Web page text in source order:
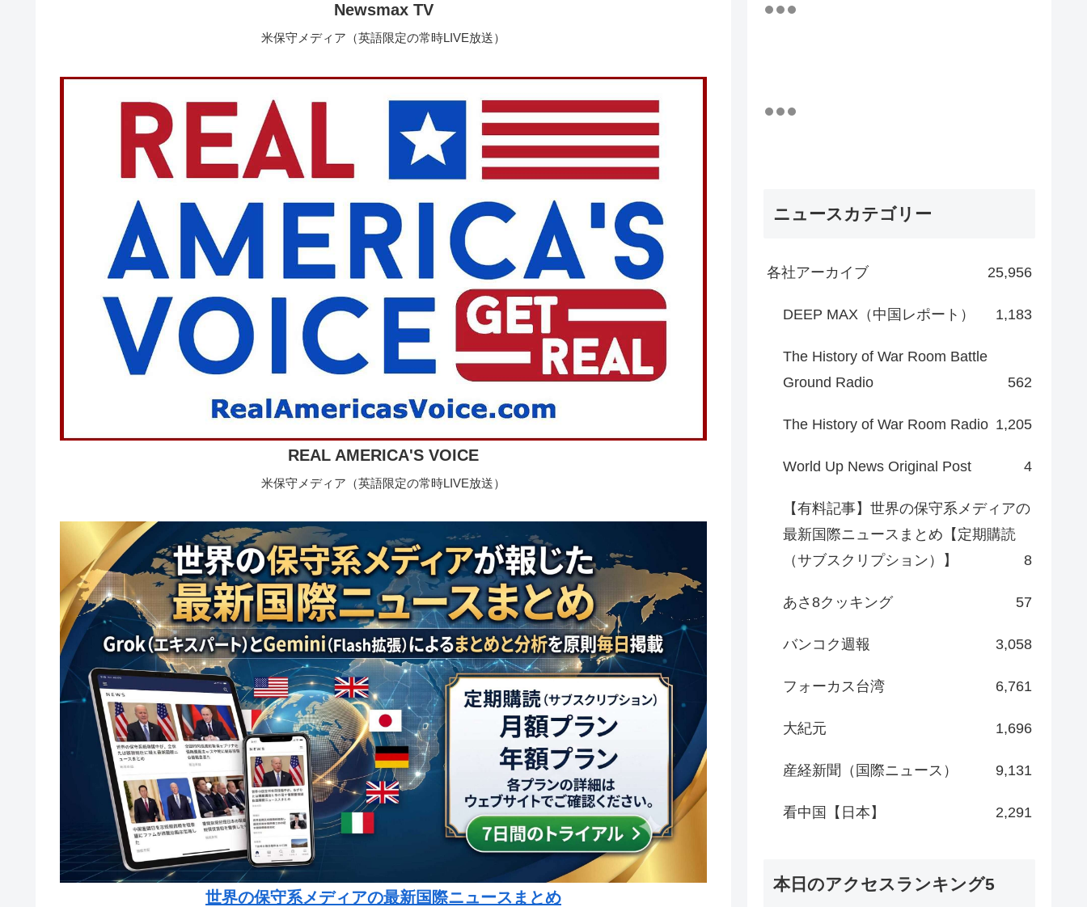
Newsmax TV
米保守メディア（英語限定の常時LIVE放送）
REAL AMERICA'S VOICE
米保守メディア（英語限定の常時LIVE放送）
世界の保守系メディアの最新国際ニュースまとめ
ニュースカテゴリー
各社アーカイブ 25,956
DEEP MAX（中国レポート） 1,183
The History of War Room Battle
Ground Radio
562
The History of War Room Radio 1,205
World Up News Original Post 4
【有料記事】世界の保守系メディアの
最新国際ニュースまとめ【定期購読
（サブスクリプション）】
8
あさ8クッキング 57
バンコク週報 3,058
フォーカス台湾 6,761
大紀元 1,696
産経新聞（国際ニュース） 9,131
看中国【日本】 2,291
本日のアクセスランキング5